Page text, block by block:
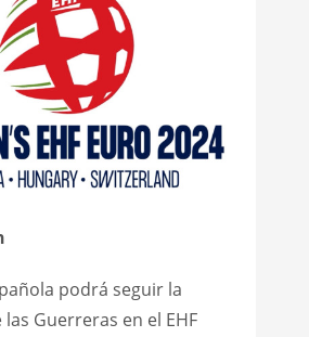
podrá seguir la
Guerreras en el EHF